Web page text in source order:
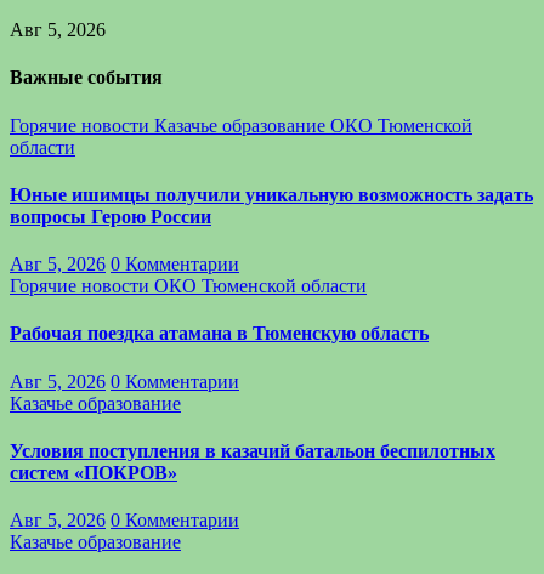
Авг 5, 2026
Важные события
Горячие новости Казачье образование ОКО Тюменской
области
Юные ишимцы получили уникальную возможность задать
вопросы Герою России
Авг 5, 2026 0 Комментарии
Горячие новости ОКО Тюменской области
Рабочая поездка атамана в Тюменскую область
Авг 5, 2026 0 Комментарии
Казачье образование
Условия поступления в казачий батальон беспилотных
систем «ПОКРОВ»
Авг 5, 2026 0 Комментарии
Казачье образование